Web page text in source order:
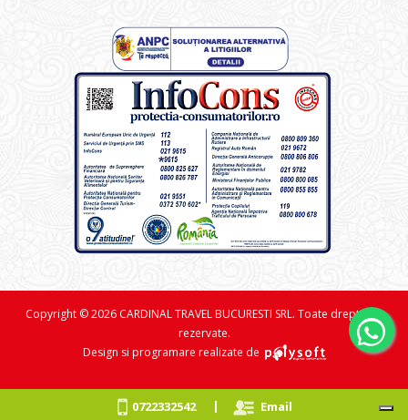
0722332542| Email
Copyright © 2026 CARDINAL TRAVEL BUCURESTI SRL. Toate drepturile
rezervate.
Design si programare realizate de